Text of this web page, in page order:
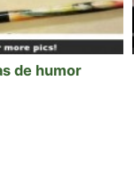
de humor